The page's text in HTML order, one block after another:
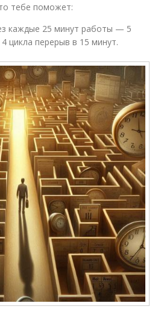
тебе поможет:
каждые 25 минут работы — 5
цикла перерыв в 15 минут.